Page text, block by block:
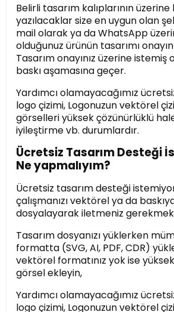
Belirli tasarım kalıplarının
yazılacaklar size en uygun olan
mail olarak ya da WhatsApp
olduğunuz ürünün tasarımı
Tasarım onayınız üzerine istemiş
baskı aşamasına geçer.
Yardımcı olamayacağımız
logo çizimi, Logonuzun vektörel
görselleri yüksek çözünürlüklü
iyileştirme vb. durumlardır.
Ücretsiz Tasarım Desteği
Ne yapmalıyım?
Ücretsiz tasarım desteği
çalışmanızı vektörel ya da
dosyalayarak iletmeniz
Tasarım dosyanızı yüklerken
formatta (SVG, AI, PDF, CDR)
vektörel formatınız yok ise
görsel ekleyin,
Yardımcı olamayacağımız
logo çizimi, Logonuzun vektörel